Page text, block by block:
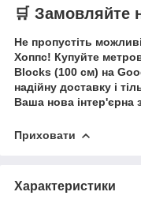
🛒 Замовляйте
Не пропустіть
Хоппс! Купуйте
Blocks (100 см) на
надійну доставку і
Ваша нова інтер'єрна
Приховати
Характеристики